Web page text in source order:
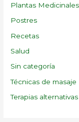
Plantas Medicinales
Postres
Recetas
Salud
Sin categoría
Técnicas de masaje
Terapias alternativas